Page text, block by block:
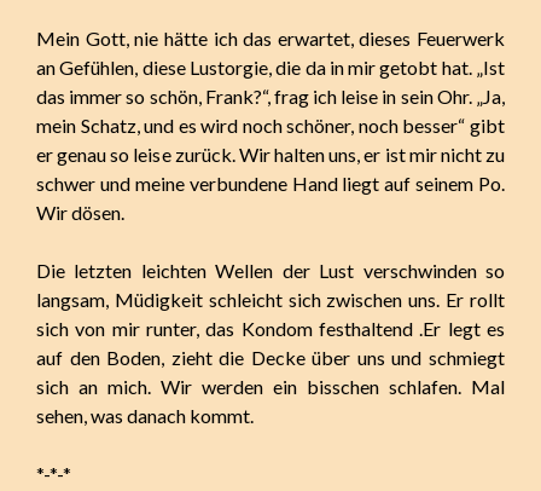
Mein Gott, nie hätte ich das erwartet, dieses Feuerwerk
an Gefühlen, diese Lustorgie, die da in mir getobt hat. „Ist
das immer so schön, Frank?“, frag ich leise in sein Ohr. „Ja,
mein Schatz, und es wird noch schöner, noch besser“ gibt
er genau so leise zurück. Wir halten uns, er ist mir nicht zu
schwer und meine verbundene Hand liegt auf seinem Po.
Wir dösen.
Die letzten leichten Wellen der Lust verschwinden so
langsam, Müdigkeit schleicht sich zwischen uns. Er rollt
sich von mir runter, das Kondom festhaltend .Er legt es
auf den Boden, zieht die Decke über uns und schmiegt
sich an mich. Wir werden ein bisschen schlafen. Mal
sehen, was danach kommt.
*-*-*